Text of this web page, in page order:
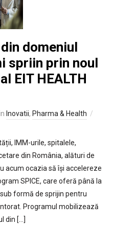
domeniul
spriin prin noul
EIT HEALTH
Inovatii, Pharma & Health
IMM-urile, spitalele,
din România, alături de
acum ocazia să își accelereze
SPICE, care oferă până la
formă de sprijin pentru
Programul mobilizează
din […]